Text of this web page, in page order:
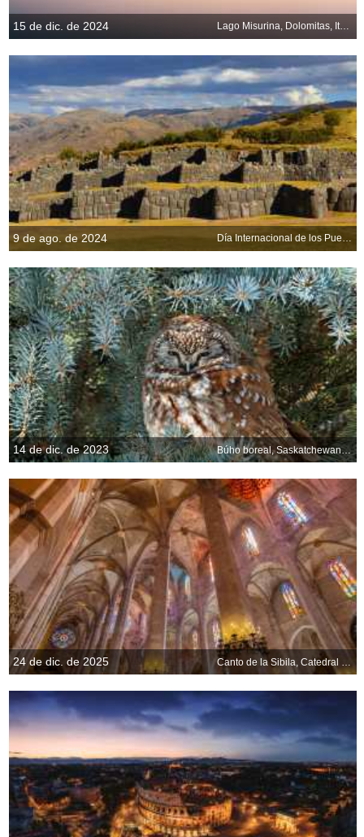
15 de dic. de 2024 Lago Misurina, Dolomitas, Italia
9 de ago. de 2024 Día Internacional de los Pueblos Indígenas del Mundo
14 de dic. de 2023 Búho boreal, Saskatchewan, Canadá
24 de dic. de 2025